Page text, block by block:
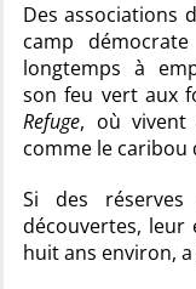
Des associations
camp
longtemps à
son feu vert aux
Refuge, où vivent
comme le caribou
Si des
découvertes,
huit ans environ,